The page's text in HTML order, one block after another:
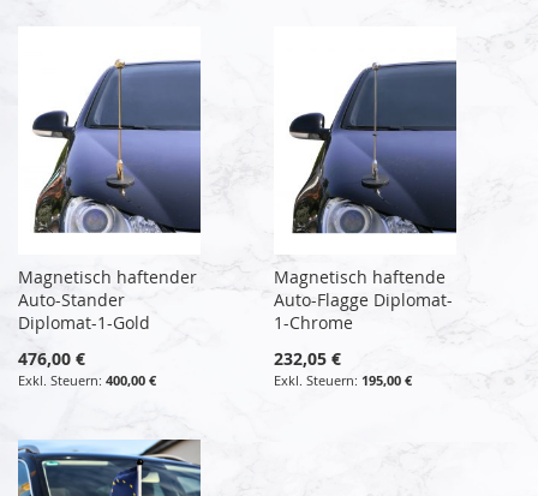
Magnetisch haftender
Auto-Stander
Diplomat-1-Gold
476,00 €
400,00 €
Magnetisch haftende
Auto-Flagge Diplomat-
1-Chrome
232,05 €
195,00 €